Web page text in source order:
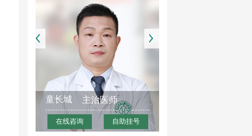
童长城 主治医师
在线咨询 自助挂号